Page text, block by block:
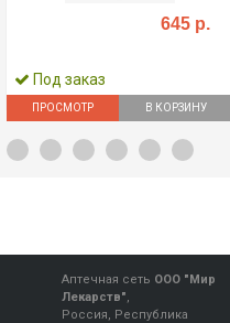
645 р.
Под заказ
ПРОСМОТР В КОРЗИНУ
Аптечная сеть ООО "Мир
Лекарств",
Россия, Республика